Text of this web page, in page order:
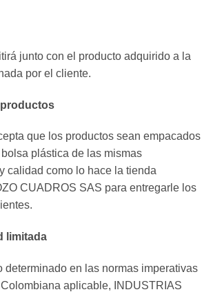
junto con el producto adquirido a la
por el cliente.
productos
que los productos sean empacados
plástica de las mismas
calidad como lo hace la tienda
CUADROS SAS para entregarle los
limitada
determinado en las normas imperativas
aplicable, INDUSTRIAS